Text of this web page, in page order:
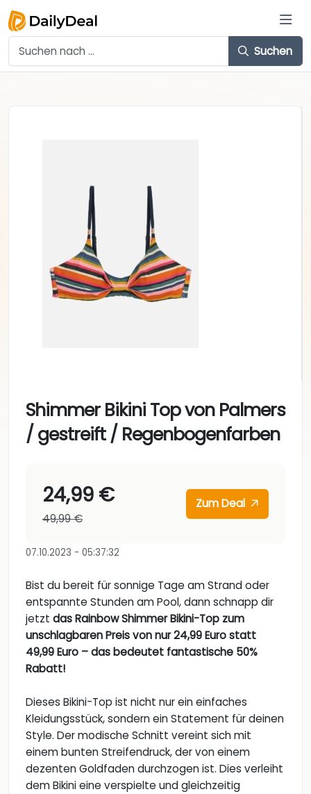
Suchen
Shimmer Bikini Top von Palmers
/ gestreift / Regenbogenfarben
24,99 €
49,99 €
Zum Deal
07.10.2023 - 05:37:32
Bist du bereit für sonnige Tage am Strand oder
entspannte Stunden am Pool, dann schnapp dir
jetzt das Rainbow Shimmer Bikini-Top zum
unschlagbaren Preis von nur 24,99 Euro statt
49,99 Euro – das bedeutet fantastische 50%
Rabatt!
Dieses Bikini-Top ist nicht nur ein einfaches
Kleidungsstück, sondern ein Statement für deinen
Style. Der modische Schnitt vereint sich mit
einem bunten Streifendruck, der von einem
dezenten Goldfaden durchzogen ist. Dies verleiht
dem Bikini eine verspielte und gleichzeitig